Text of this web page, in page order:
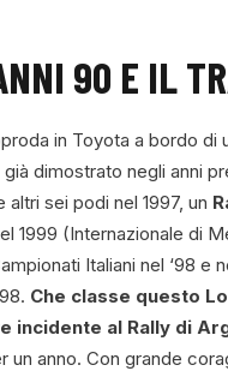
90 E IL
in Toyota a bordo
dimostrato negli anni
altri sei podi nel 1997, un
1999 (Internazionale di
Italiani nel ‘98 e
Che classe questo
incidente al Rally di
anno. Con grande